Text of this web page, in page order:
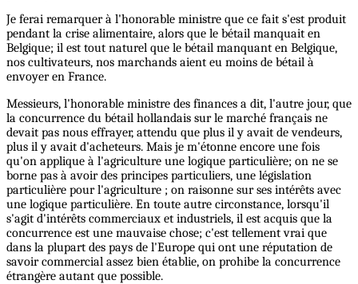
Je ferai remarquer à l'honorable ministre que ce fait s'est produit
pendant la crise alimentaire, alors que le bétail manquait en
Belgique; il est tout naturel que le bétail manquant en Belgique,
nos cultivateurs, nos marchands aient eu moins de bétail à
envoyer en France.
Messieurs, l'honorable ministre des finances a dit, l'autre jour, que
la concurrence du bétail hollandais sur le marché français ne
devait pas nous effrayer, attendu que plus il y avait de vendeurs,
plus il y avait d'acheteurs. Mais je m'étonne encore une fois
qu'on applique à l'agriculture une logique particulière; on ne se
borne pas à avoir des principes particuliers, une législation
particulière pour l'agriculture ; on raisonne sur ses intérêts avec
une logique particulière. En toute autre circonstance, lorsqu'il
s'agit d'intérêts commerciaux et industriels, il est acquis que la
concurrence est une mauvaise chose; c'est tellement vrai que
dans la plupart des pays de l'Europe qui ont une réputation de
savoir commercial assez bien établie, on prohibe la concurrence
étrangère autant que possible.